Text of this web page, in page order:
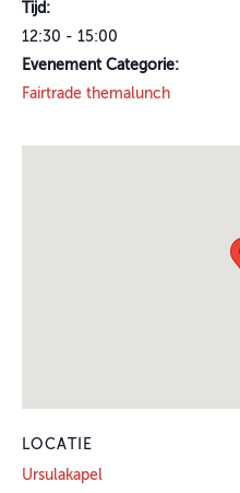
Tijd:
12:30 - 15:00
Evenement Categorie:
Fairtrade themalunch
LOCATIE
Ursulakapel